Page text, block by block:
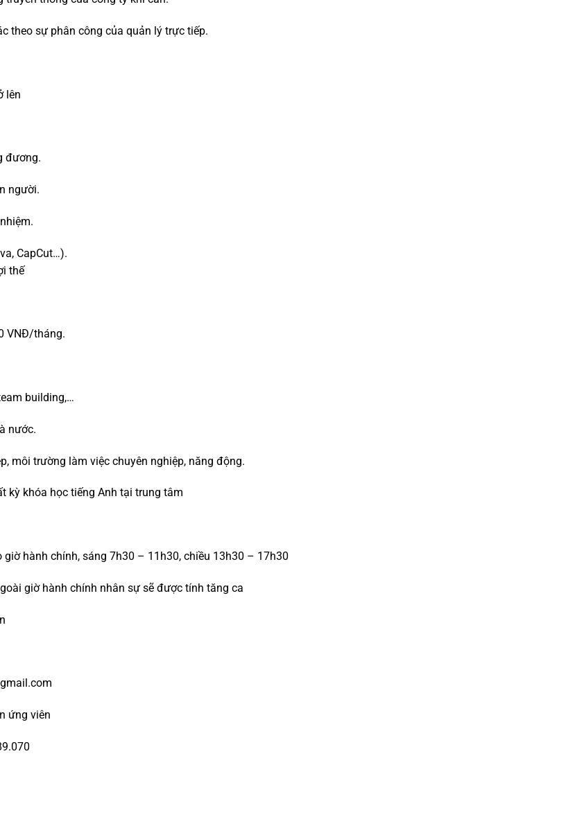
theo sự phân công của quản lý trực tiếp.
lên
đương.
người.
CapCut…).
thế
VNĐ/tháng.
building,…
nước.
môi trường làm việc chuyên nghiệp, năng động.
kỳ khóa học tiếng Anh tại trung tâm
hành chính, sáng 7h30 – 11h30, chiều 13h30 – 17h30
giờ hành chính nhân sự sẽ được tính tăng ca
ứng viên